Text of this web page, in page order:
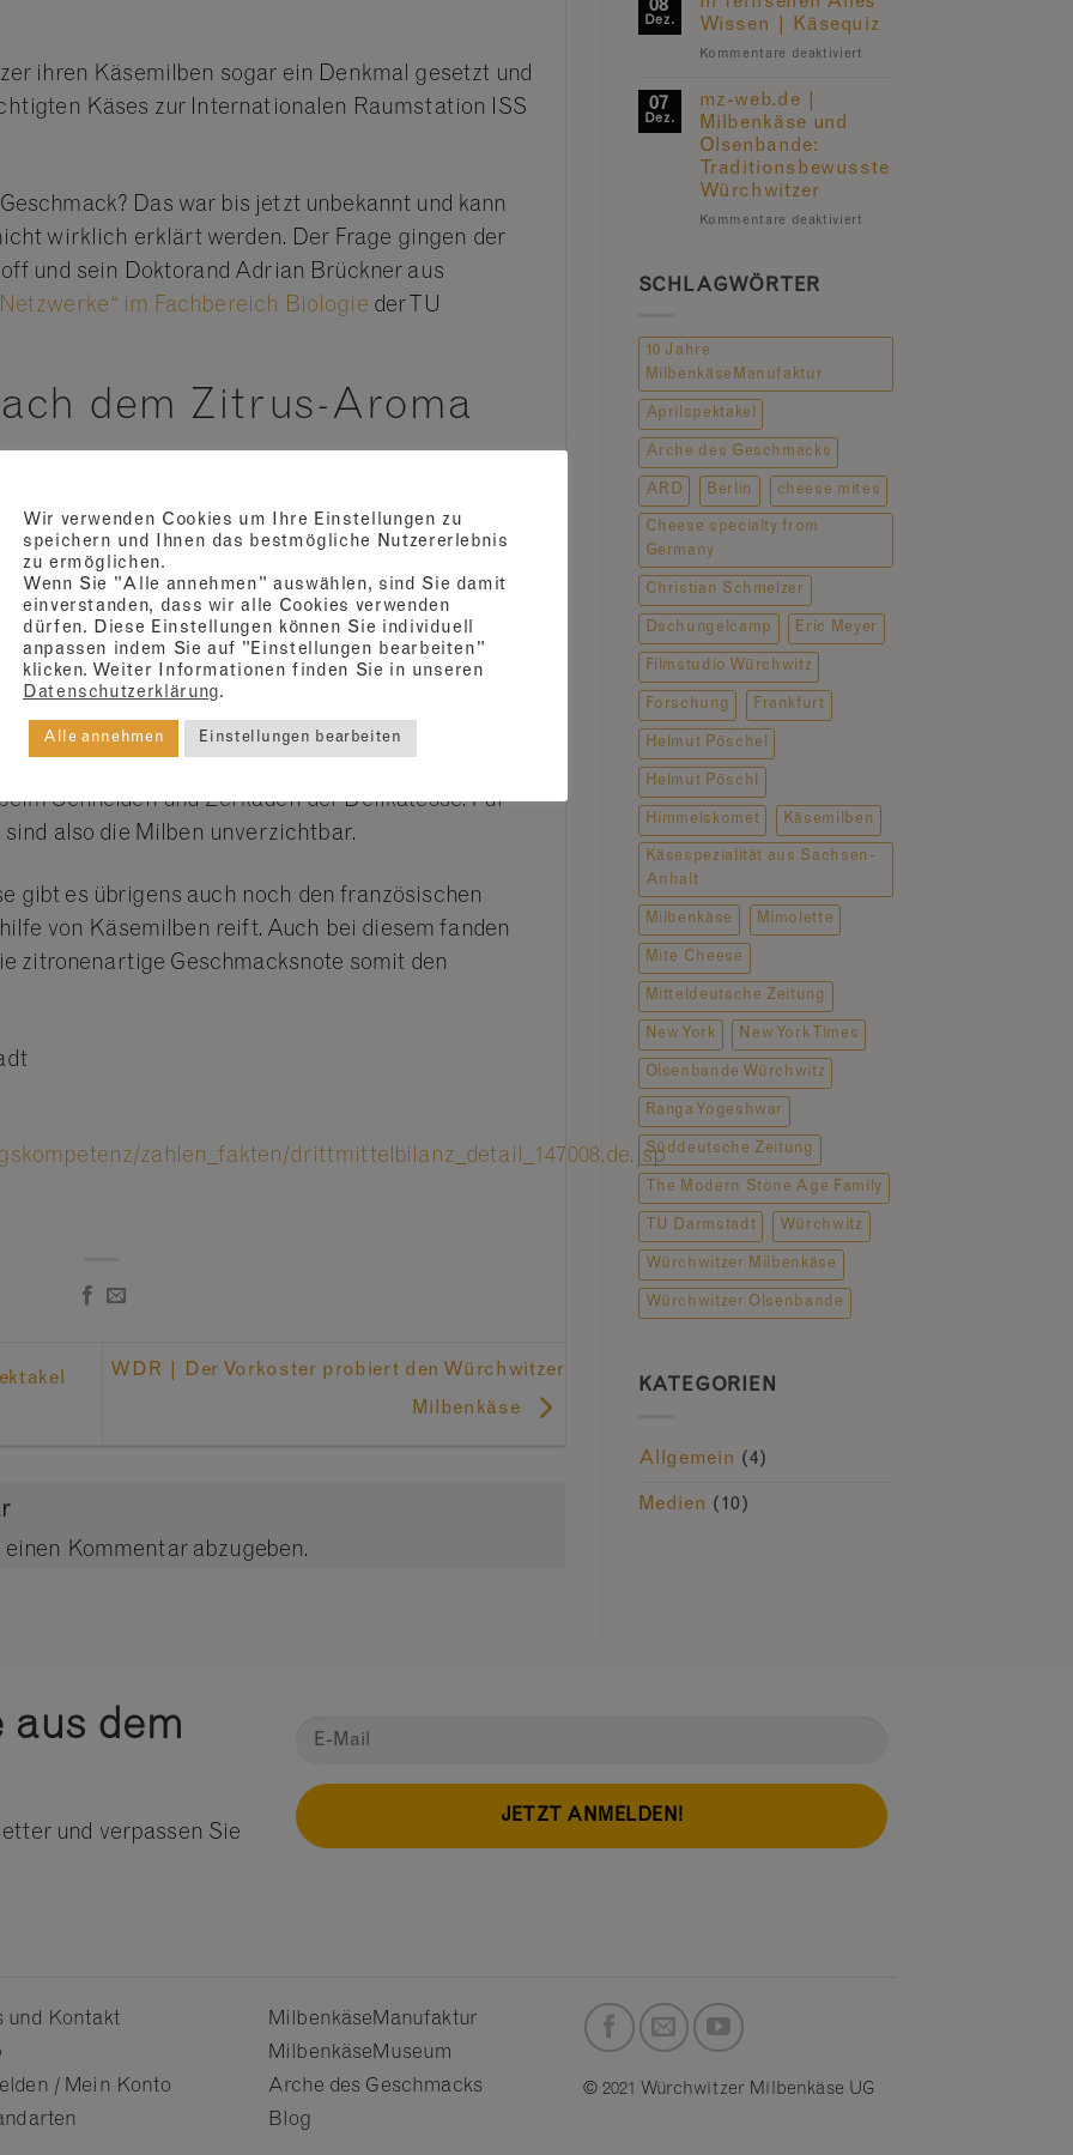
ihren Käsemilben sogar ein Denkmal gesetzt und
Käses zur Internationalen Raumstation ISS
Das war bis jetzt unbekannt und kann
wirklich erklärt werden. Der Frage gingen der
und sein Doktorand Adrian Brückner aus
im Fachbereich Biologie der TU
dem Zitrus-Aroma
schnell zur Suche nach den chemischen
entfernten die Forscher alle Milben und
Käses ohne seine Bewohner. Hier konnten sie
nachweisen. Käsemilben zeichnen sich,
aus, dass sie sich ihre Feinde mit einem
halten.
die Wissenschaftler unter anderem Neral, eine der
Der fruchtige Charakter des Käses begründet
Herstellung, sondern erklärt sich vielmehr durch
Schneiden und Zerkauen der Delikatesse. Für
also die Milben unverzichtbar.
gibt es übrigens auch noch den französischen
von Käsemilben reift. Auch bei diesem fanden
zitronenartige Geschmacksnote somit den
zahlen_fakten/drittmittelbilanz_detail_147008.de.jsp
WDR | Der Vorkoster probiert den Würchwitzer
Milbenkäse
einen Kommentar abzugeben.
|
08
Dez.
Wissen | Käsequiz
Kommentare deaktiviert
Käsequiz
07
Dez.
mz-web.de |
Milbenkäse und
Olsenbande:
Traditionsbewusste
Würchwitzer
Kommentare deaktiviert
Olsenbande:
SCHLAGWÖRTER
10 Jahre
MilbenkäseManufaktur
Aprilspektakel
Arche des Geschmacks
ARD Berlin cheese mites
Cheese specialty from
Germany
Christian Schmelzer
Dschungelcamp Eric Meyer
Filmstudio Würchwitz
Forschung Frankfurt
Helmut Pöschel
Helmut Pöschl
Himmelskomet Käsemilben
Käsespezialität aus Sachsen-
Anhalt
Milbenkäse Mimolette
Mite Cheese
Mitteldeutsche Zeitung
New York New York Times
Olsenbande Würchwitz
Ranga Yogeshwar
Süddeutsche Zeitung
The Modern Stone Age Family
TU Darmstadt Würchwitz
Würchwitzer Milbenkäse
Würchwitzer Olsenbande
KATEGORIEN
Allgemein (4)
Medien (10)
aus dem
und verpassen Sie
JETZT ANMELDEN!
und Kontakt
/ Mein Konto
MilbenkäseManufaktur
MilbenkäseMuseum
Arche des Geschmacks
Blog
© 2021 Würchwitzer Milbenkäse UG
Wir verwenden Cookies um Ihre Einstellungen zu
speichern und Ihnen das bestmögliche Nutzererlebnis
zu ermöglichen.
Wenn Sie "Alle annehmen" auswählen, sind Sie damit
einverstanden, dass wir alle Cookies verwenden
dürfen. Diese Einstellungen können Sie individuell
anpassen indem Sie auf "Einstellungen bearbeiten"
klicken. Weiter Informationen finden Sie in unseren
Datenschutzerklärung.
Alle annehmen Einstellungen bearbeiten